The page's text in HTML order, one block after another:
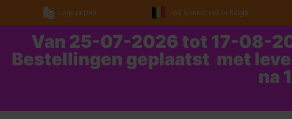
Lage prijzen Wij leveren ook in België
Van 25-07-2026 tot 17-08-
Bestellingen geplaatst met
na